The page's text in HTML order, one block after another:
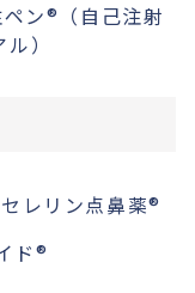
ン®︎（自己注射
）
レリン点鼻薬®︎
ド®︎